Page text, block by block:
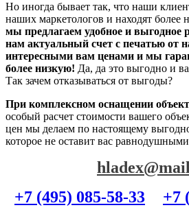
Но иногда бывает так, что наши
наших маркетологов и находят более
мы предлагаем удобное и
нам актуальный счет с печатью от
интересными вам ценами и мы
более низкую! Да, да это выгодно и
Так зачем отказываться от выгоды?
При комплексном оснащении объект
особый расчет стоимости вашего
цен мы делаем по настоящему
которое не оставит вас
+7 (495) 085-58-33
+7